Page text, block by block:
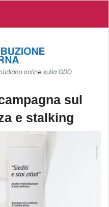
sul
e stalking